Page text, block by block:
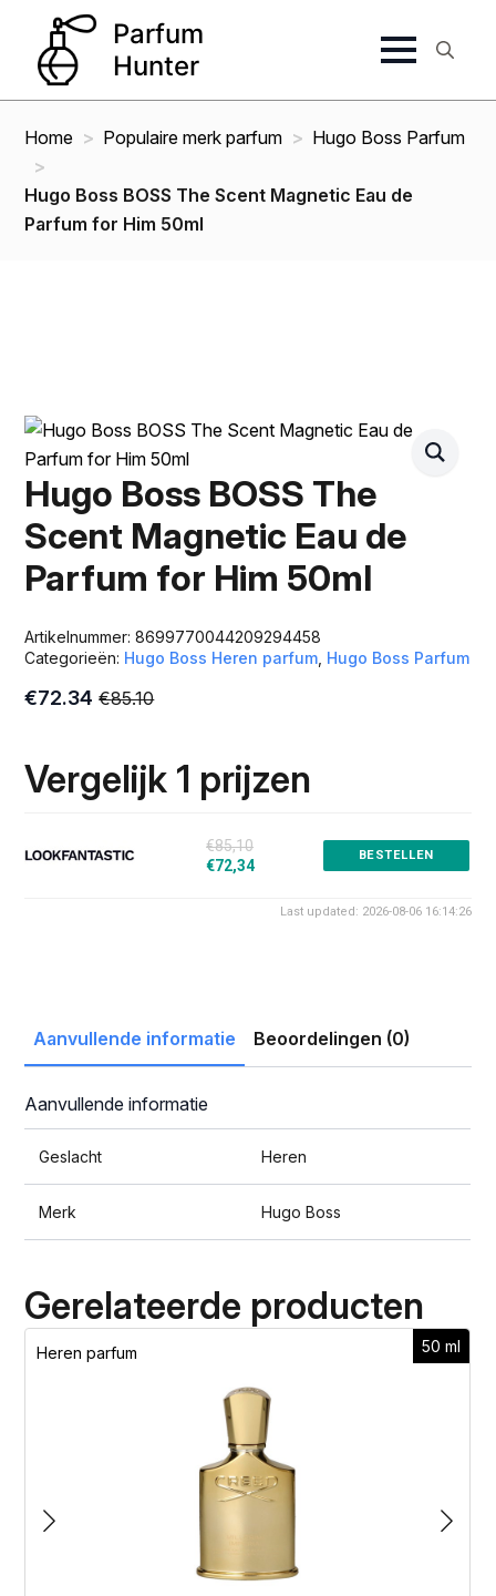
Home Populaire merk parfum Hugo Boss Parfum
Hugo Boss BOSS The Scent Magnetic Eau de
Parfum for Him 50ml
Hugo Boss BOSS The
Scent Magnetic Eau de
Parfum for Him 50ml
Artikelnummer:8699770044209294458
Categorieën: Hugo Boss Heren parfum Hugo Boss Parfum
€85.10
Oorspronkelijke
€85.10.
€72.34
Huidige
€72.34.
Vergelijk 1 prijzen
€85,10
€72,34
BESTELLEN
Last updated: 2026-08-06 16:14:26
Aanvullende informatie Beoordelingen (0)
Aanvullende informatie
Geslacht Heren
Merk Hugo Boss
Gerelateerde producten
50 ml
Heren parfum